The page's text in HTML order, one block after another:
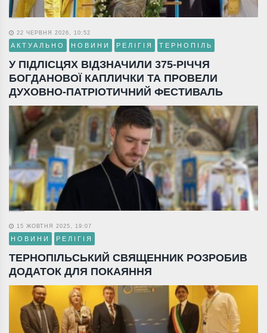
22 ЧЕРВНЯ 2026, 10:52
АКТУАЛЬНО НОВИНИ РЕЛІГІЯ ТЕРНОПІЛЬ
У ПІДЛІСЦЯХ ВІДЗНАЧИЛИ 375-РІЧЧЯ
БОГДАНОВОЇ КАПЛИЧКИ ТА ПРОВЕЛИ
ДУХОВНО-ПАТРІОТИЧНИЙ ФЕСТИВАЛЬ
15 ЖОВТНЯ 2025, 19:07
НОВИНИ РЕЛІГІЯ
ТЕРНОПІЛЬСЬКИЙ СВЯЩЕННИК РОЗРОБИВ
ДОДАТОК ДЛЯ ПОКАЯННЯ